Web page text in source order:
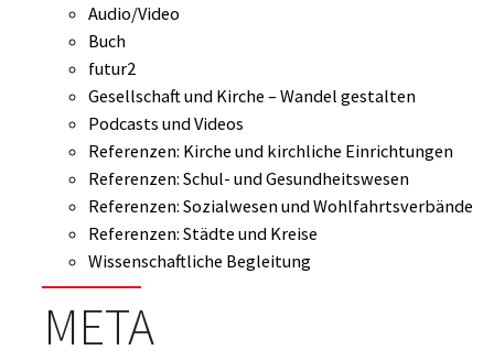
Audio/Video
Buch
futur2
Gesellschaft und Kirche – Wandel gestalten
Podcasts und Videos
Referenzen: Kirche und kirchliche Einrichtungen
Referenzen: Schul- und Gesundheitswesen
Referenzen: Sozialwesen und Wohlfahrtsverbände
Referenzen: Städte und Kreise
Wissenschaftliche Begleitung
META